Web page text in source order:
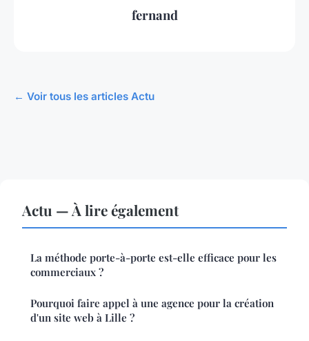
fernand
← Voir tous les articles Actu
Actu — À lire également
La méthode porte-à-porte est-elle efficace pour les
commerciaux ?
Pourquoi faire appel à une agence pour la création
d'un site web à Lille ?